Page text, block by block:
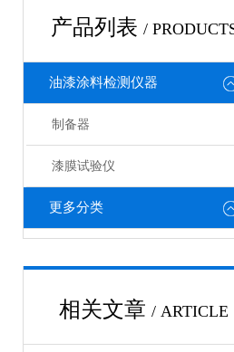
产品列表 /
油漆涂料检测仪器
制备器
漆膜试验仪
更多分类
相关文章 / ARTICLE